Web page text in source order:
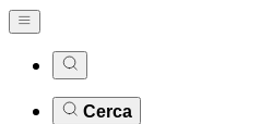
Cerca